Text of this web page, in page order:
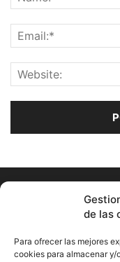
de las
Para ofrecer las mejores
cookies para almacenar y/